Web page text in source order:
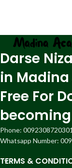
Darse
in
Free For
Phone:
Whatsapp Number:
TERMS &